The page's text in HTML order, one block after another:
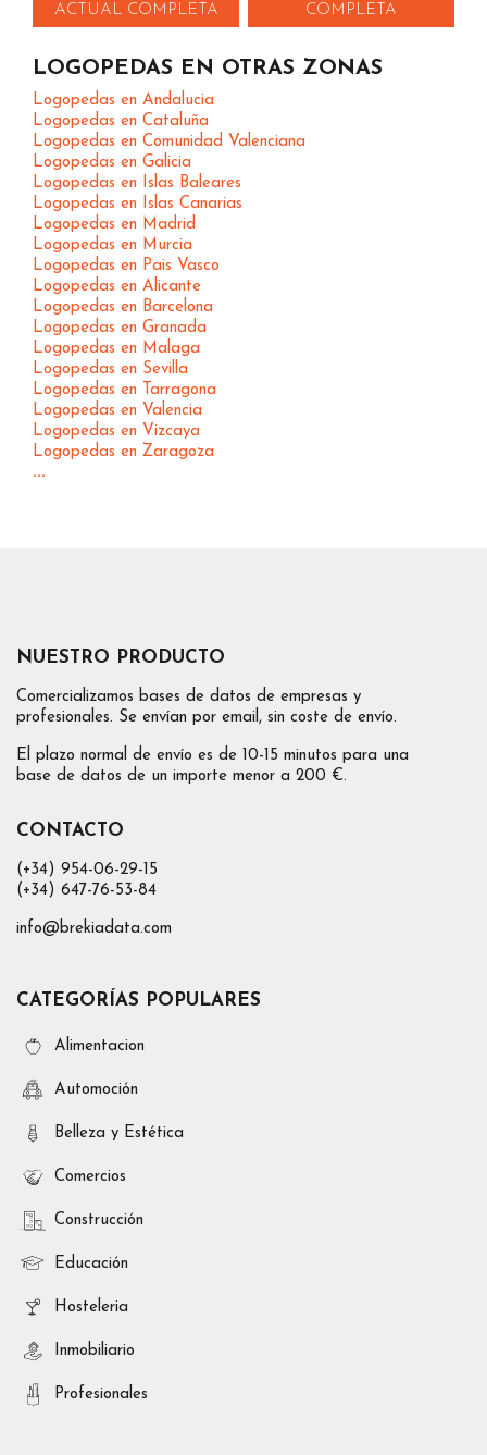
ACTUAL COMPLETA
COMPLETA
LOGOPEDAS EN OTRAS ZONAS
Logopedas en Andalucia
Logopedas en Cataluña
Logopedas en Comunidad Valenciana
Logopedas en Galicia
Logopedas en Islas Baleares
Logopedas en Islas Canarias
Logopedas en Madrid
Logopedas en Murcia
Logopedas en Pais Vasco
Logopedas en Alicante
Logopedas en Barcelona
Logopedas en Granada
Logopedas en Malaga
Logopedas en Sevilla
Logopedas en Tarragona
Logopedas en Valencia
Logopedas en Vizcaya
Logopedas en Zaragoza
...
NUESTRO PRODUCTO
Comercializamos bases de datos de empresas y
profesionales. Se envían por email, sin coste de envío.
El plazo normal de envío es de 10-15 minutos para una
base de datos de un importe menor a 200 €.
CONTACTO
(+34) 954-06-29-15
(+34) 647-76-53-84
info@brekiadata.com
CATEGORÍAS POPULARES
Alimentacion
Automoción
Belleza y Estética
Comercios
Construcción
Educación
Hosteleria
Inmobiliario
Profesionales